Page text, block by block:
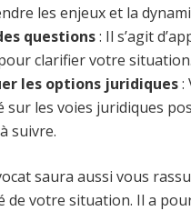
les enjeux et la
questions: Il s’agit
clarifier votre situation.
les options juridiques:
sur les voies juridiques
suivre.
saura aussi vous
de votre situation. Il a